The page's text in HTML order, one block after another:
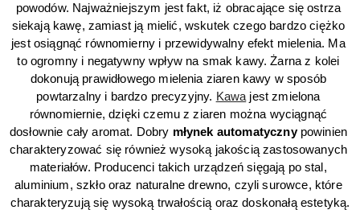
powodów. Najważniejszym jest fakt, iż obracające się ostrza
siekają kawę, zamiast ją mielić, wskutek czego bardzo ciężko
jest osiągnąć równomierny i przewidywalny efekt mielenia. Ma
to ogromny i negatywny wpływ na smak kawy. Żarna z kolei
dokonują prawidłowego mielenia ziaren kawy w sposób
powtarzalny i bardzo precyzyjny. Kawa jest zmielona
równomiernie, dzięki czemu z ziaren można wyciągnąć
dosłownie cały aromat. Dobry młynek automatyczny powinien
charakteryzować się również wysoką jakością zastosowanych
materiałów. Producenci takich urządzeń sięgają po stal,
aluminium, szkło oraz naturalne drewno, czyli surowce, które
charakteryzują się wysoką trwałością oraz doskonałą estetyką.